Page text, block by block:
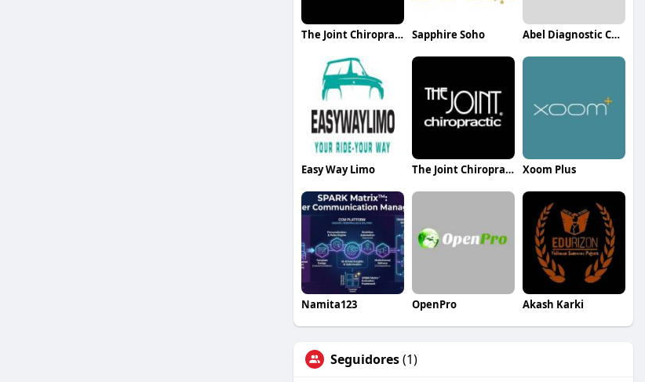
The Joint Chiropractic Regency Centre Sapphire Soho Abel Diagnostic Centers
Easy Way Limo The Joint Chiropractic Tyler Xoom Plus
Namita123 OpenPro Akash Karki
Seguidores(1)